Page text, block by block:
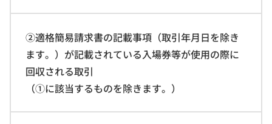
②適格簡易請求書の記載事項（取引年月日を除き
ます。）が記載されている入場券等が使用の際に
回収される取引
（①に該当するものを除きます。）